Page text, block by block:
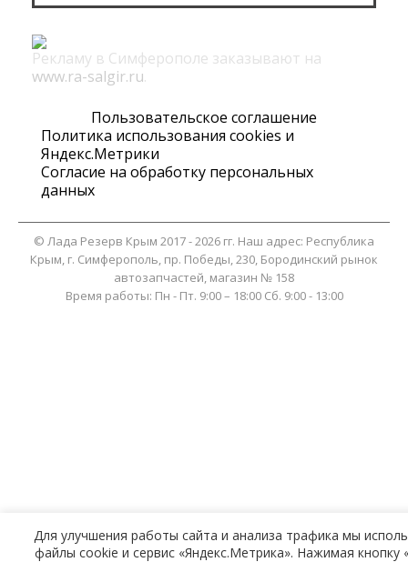
Рекламу в Симферополе заказывают на
www.ra-salgir.ru.
Пользовательское соглашение
Политика использования cookies и
Яндекс.Метрики
Согласие на обработку персональных
данных
© Лада Резерв Крым 2017 - 2026 гг. Наш адрес: Республика
Крым, г. Симферополь, пр. Победы, 230, Бородинский рынок
автозапчастей, магазин № 158
Время работы: Пн - Пт. 9:00 – 18:00 Сб. 9:00 - 13:00
Для улучшения работы сайта и анализа трафика мы
файлы cookie и сервис «Яндекс.Метрика». Нажимая кнопку